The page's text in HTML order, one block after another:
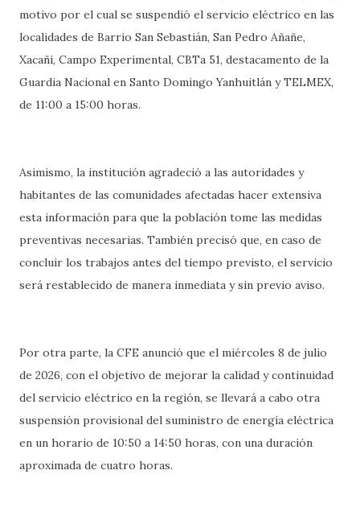
motivo por el cual se suspendió el servicio eléctrico en las
localidades de Barrio San Sebastián, San Pedro Añañe,
Xacañi, Campo Experimental, CBTa 51, destacamento de la
Guardia Nacional en Santo Domingo Yanhuitlán y TELMEX,
de 11:00 a 15:00 horas.
Asimismo, la institución agradeció a las autoridades y
habitantes de las comunidades afectadas hacer extensiva
esta información para que la población tome las medidas
preventivas necesarias. También precisó que, en caso de
concluir los trabajos antes del tiempo previsto, el servicio
será restablecido de manera inmediata y sin previo aviso.
Por otra parte, la CFE anunció que el miércoles 8 de julio
de 2026, con el objetivo de mejorar la calidad y continuidad
del servicio eléctrico en la región, se llevará a cabo otra
suspensión provisional del suministro de energía eléctrica
en un horario de 10:50 a 14:50 horas, con una duración
aproximada de cuatro horas.